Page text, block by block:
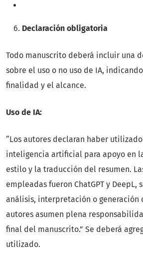
Declaración obligatoria
Todo manuscrito deberá incluir una
sobre el uso o no uso de IA,
finalidad y el alcance.
Uso de IA:
“Los autores declaran haber
inteligencia artificial para apoyo en
estilo y la traducción del resumen.
empleadas fueron ChatGPT y
análisis, interpretación o generación
autores asumen plena
final del manuscrito.” Se deberá
utilizado.